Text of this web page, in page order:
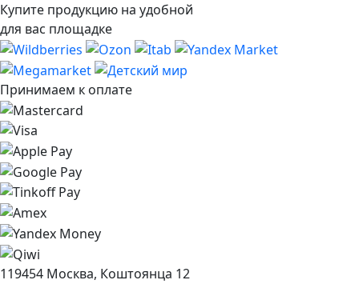
Купите продукцию на удобной
для вас площадке
Принимаем к оплате
119454 Москва, Коштоянца 12